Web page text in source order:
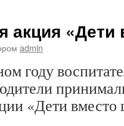
акция «Дети
admin
году
«Дети